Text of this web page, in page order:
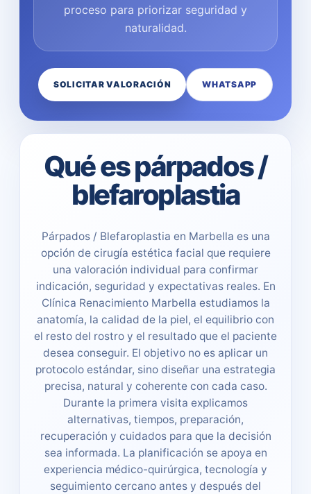
proceso para priorizar seguridad y
naturalidad.
SOLICITAR VALORACIÓN WHATSAPP
Qué es párpados /
blefaroplastia
Párpados / Blefaroplastia en Marbella es una
opción de cirugía estética facial que requiere
una valoración individual para confirmar
indicación, seguridad y expectativas reales. En
Clínica Renacimiento Marbella estudiamos la
anatomía, la calidad de la piel, el equilibrio con
el resto del rostro y el resultado que el paciente
desea conseguir. El objetivo no es aplicar un
protocolo estándar, sino diseñar una estrategia
precisa, natural y coherente con cada caso.
Durante la primera visita explicamos
alternativas, tiempos, preparación,
recuperación y cuidados para que la decisión
sea informada. La planificación se apoya en
experiencia médico-quirúrgica, tecnología y
seguimiento cercano antes y después del